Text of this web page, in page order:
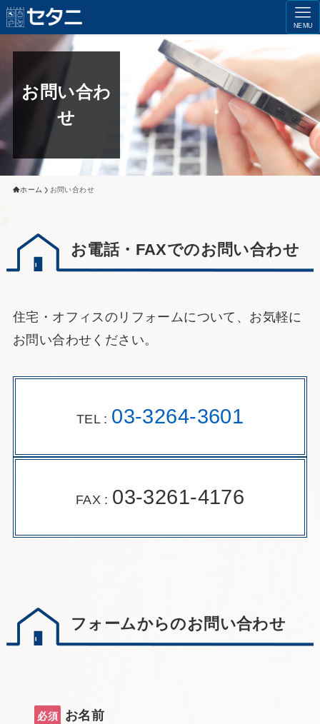
NEMU
お問い合わ
せ
ホーム お問い合わせ
お電話・FAXでのお問い合わせ
住宅・オフィスのリフォームについて、お気軽に
お問い合わせください。
TEL : 03-3264-3601
FAX : 03-3261-4176
フォームからのお問い合わせ
必須 お名前